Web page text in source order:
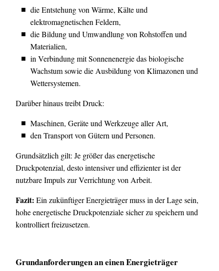
die Entstehung von Wärme, Kälte und
elektromagnetischen Feldern,
die Bildung und Umwandlung von Rohstoffen und
Materialien,
in Verbindung mit Sonnenenergie das biologische
Wachstum sowie die Ausbildung von Klimazonen und
Wettersystemen.
Darüber hinaus treibt Druck:
Maschinen, Geräte und Werkzeuge aller Art,
den Transport von Gütern und Personen.
Grundsätzlich gilt: Je größer das energetische
Druckpotenzial, desto intensiver und effizienter ist der
nutzbare Impuls zur Verrichtung von Arbeit.
Fazit: Ein zukünftiger Energieträger muss in der Lage sein,
hohe energetische Druckpotenziale sicher zu speichern und
kontrolliert freizusetzen.
Grundanforderungen an einen Energieträger